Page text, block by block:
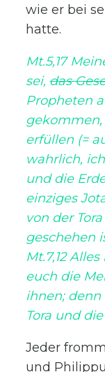
wie er bei
hatte.
Mt.5,17
sei,das
Propheten
gekommen,
erfüllen (=
wahrlich,
und die
einziges
von der
geschehen
Mt.7,12
euch die
ihnen;
Tora und
Jeder
und